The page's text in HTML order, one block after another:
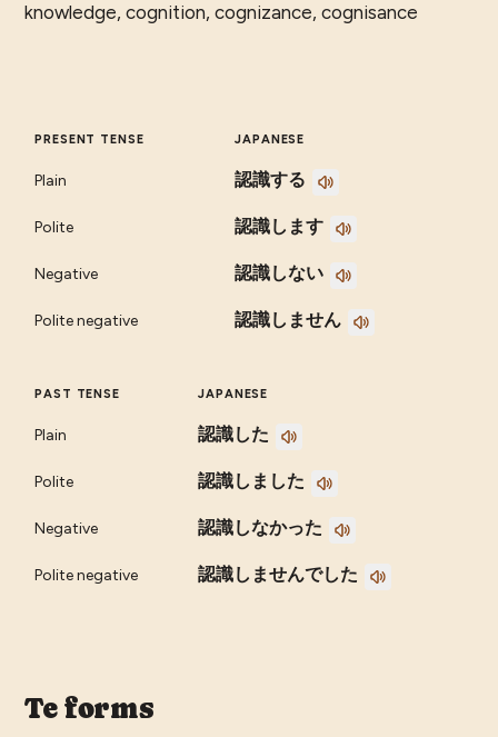
knowledge, cognition, cognizance, cognisance
PRESENT TENSE JAPANESE
Plain 認識する
Polite 認識します
Negative 認識しない
Polite negative 認識しません
PAST TENSE JAPANESE
Plain 認識した
Polite 認識しました
Negative 認識しなかった
Polite negative 認識しませんでした
Te forms